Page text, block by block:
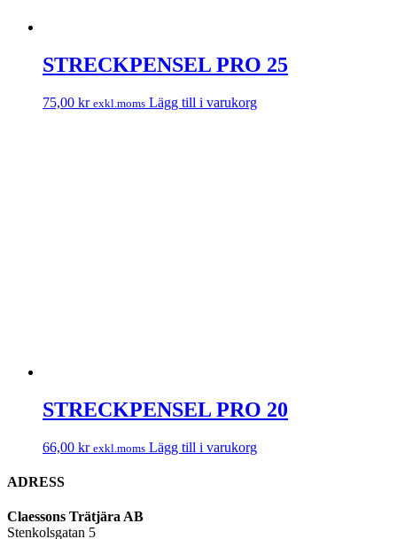
STRECKPENSEL PRO 25
75,00 kr exkl.moms Lägg till i varukorg
STRECKPENSEL PRO 20
66,00 kr exkl.moms Lägg till i varukorg
ADRESS
Claessons Trätjära AB
Stenkolsgatan 5